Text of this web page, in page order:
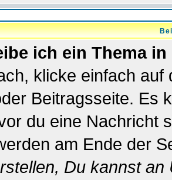
ich ein Thema
klicke einfach
Beitragsseite. Es
du eine Nachricht
am Ende der
Du kannst